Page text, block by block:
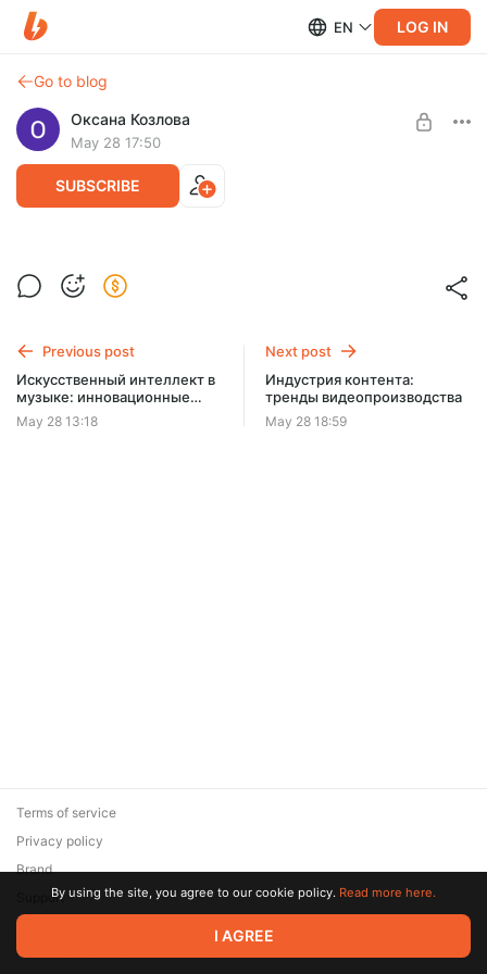
EN LOG IN
Go to blog
Оксана Козлова
May 28 17:50
SUBSCRIBE
Обзор современных кроссоверов и
внедорожников: премиальный уровень
дорог
Previous post
Искусственный интеллект в
музыке: инновационные
технологии для музыкантов
и вокалистов
May 28 13:18
Next post
Индустрия контента:
тренды видеопроизводства
May 28 18:59
© 2026 Zaya Solutions Limited. All rights reserved. All trademarks
are the property of their respective owners.
Terms of service
Privacy policy
Brand
SupportBy using the site, you agree to our cookie policy. Read more here.
I AGREE